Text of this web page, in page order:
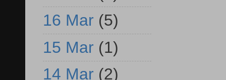
16 Mar (5)
15 Mar (1)
14 Mar (2)